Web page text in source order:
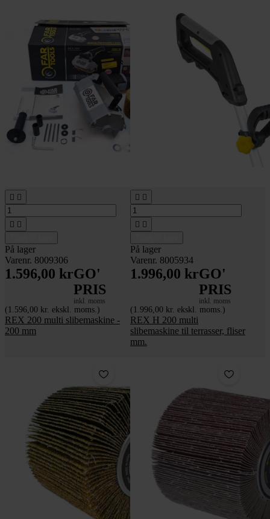
 
 
På lager
Varenr. 8009306
1.596,00 krGO'
PRIS
inkl. moms
(1.596,00 kr. ekskl. moms.)
REX 200 multi slibemaskine -
200 mm
 
 
På lager
Varenr. 8005934
1.996,00 krGO'
PRIS
inkl. moms
(1.996,00 kr. ekskl. moms.)
REX H 200 multi
slibemaskine til terrasser, fliser
mm.